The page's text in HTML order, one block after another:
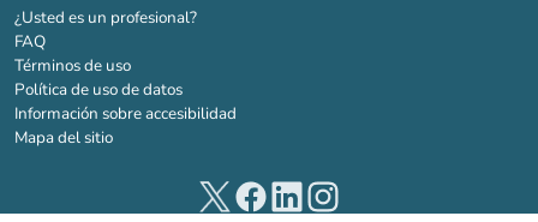
¿Usted es un profesional?(nueva pestaña)
FAQ
Términos de uso
Política de uso de datos
Información sobre accesibilidad
Mapa del sitio
(nueva pestaña)
(nueva pestaña)
(nueva pestaña)